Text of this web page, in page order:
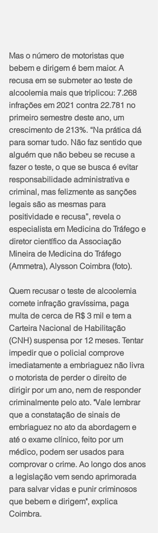
Mas o número de motoristas que
bebem e dirigem é bem maior. A
recusa em se submeter ao teste de
alcoolemia mais que triplicou: 7.268
infrações em 2021 contra 22.781 no
primeiro semestre deste ano, um
crescimento de 213%. “Na prática dá
para somar tudo. Não faz sentido que
alguém que não bebeu se recuse a
fazer o teste, o que se busca é evitar
responsabilidade administrativa e
criminal, mas felizmente as sanções
legais são as mesmas para
positividade e recusa”, revela o
especialista em Medicina do Tráfego e
diretor científico da Associação
Mineira de Medicina do Tráfego
(Ammetra), Alysson Coimbra (foto).
Quem recusar o teste de alcoolemia
comete infração gravíssima, paga
multa de cerca de R$ 3 mil e tem a
Carteira Nacional de Habilitação
(CNH) suspensa por 12 meses. Tentar
impedir que o policial comprove
imediatamente a embriaguez não livra
o motorista de perder o direito de
dirigir por um ano, nem de responder
criminalmente pelo ato. "Vale lembrar
que a constatação de sinais de
embriaguez no ato da abordagem e
até o exame clínico, feito por um
médico, podem ser usados para
comprovar o crime. Ao longo dos anos
a legislação vem sendo aprimorada
para salvar vidas e punir criminosos
que bebem e dirigem", explica
Coimbra.